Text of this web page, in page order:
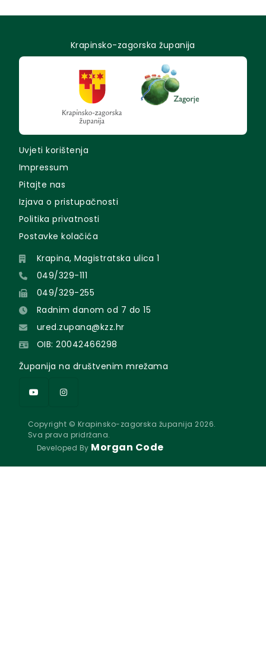
Krapinsko-zagorska županija
Uvjeti korištenja
Impressum
Pitajte nas
Izjava o pristupačnosti
Politika privatnosti
Postavke kolačića
Krapina, Magistratska ulica 1
049/329-111
049/329-255
Radnim danom od 7 do 15
ured.zupana@kzz.hr
OIB: 20042466298
Županija na društvenim mrežama
Copyright © Krapinsko-zagorska županija 2026.
Sva prava pridržana.
Developed By Morgan Code